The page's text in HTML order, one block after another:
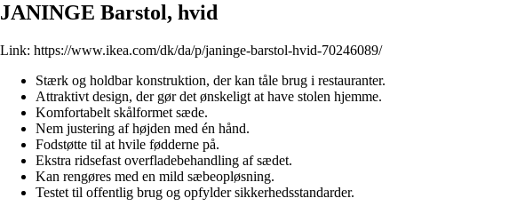
JANINGE Barstol, hvid
Link: https://www.ikea.com/dk/da/p/janinge-barstol-hvid-70246089/
Stærk og holdbar konstruktion, der kan tåle brug i restauranter.
Attraktivt design, der gør det ønskeligt at have stolen hjemme.
Komfortabelt skålformet sæde.
Nem justering af højden med én hånd.
Fodstøtte til at hvile fødderne på.
Ekstra ridsefast overfladebehandling af sædet.
Kan rengøres med en mild sæbeopløsning.
Testet til offentlig brug og opfylder sikkerhedsstandarder.